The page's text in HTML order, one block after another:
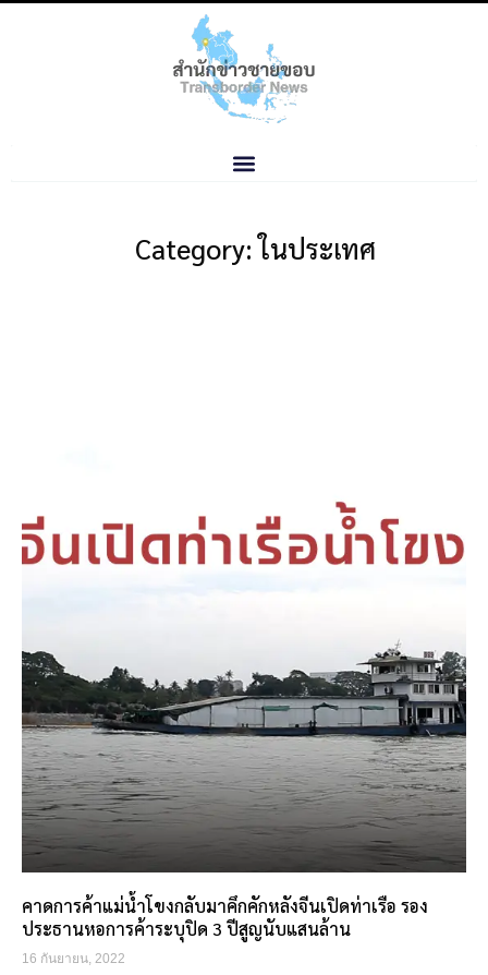
Category: ในประเทศ
คาดการค้าแม่น้ำโขงกลับมาคึกคักหลังจีนเปิดท่าเรือ รอง
ประธานหอการค้าระบุปิด 3 ปีสูญนับแสนล้าน
16 กันยายน, 2022